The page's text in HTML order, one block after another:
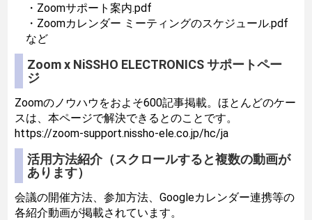
・Zoomサポート案内.pdf
・Zoomカレンダー ミーティングのスケジュール.pdf
など
Zoom x NiSSHO ELECTRONICS サポートペー
ジ
Zoomのノウハウをおよそ600記事掲載。ほとんどのケー
スは、本ページで解決できるとのことです。
https://zoom-support.nissho-ele.co.jp/hc/ja
活用方法紹介（スクロールすると複数の動画が
あります）
会議の開催方法、参加方法、Googleカレンダー連携等の
各紹介動画が掲載されています。